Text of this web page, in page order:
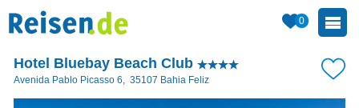
0
Hotel Bluebay Beach Club
Avenida Pablo Picasso 6, 35107 Bahia Feliz